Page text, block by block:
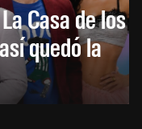
Casa de los
quedó la